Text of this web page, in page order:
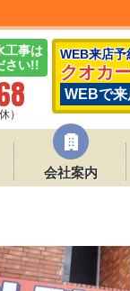
工事は
さい!!
）
WEB来店予
クオカ
WEBで来
会社案内